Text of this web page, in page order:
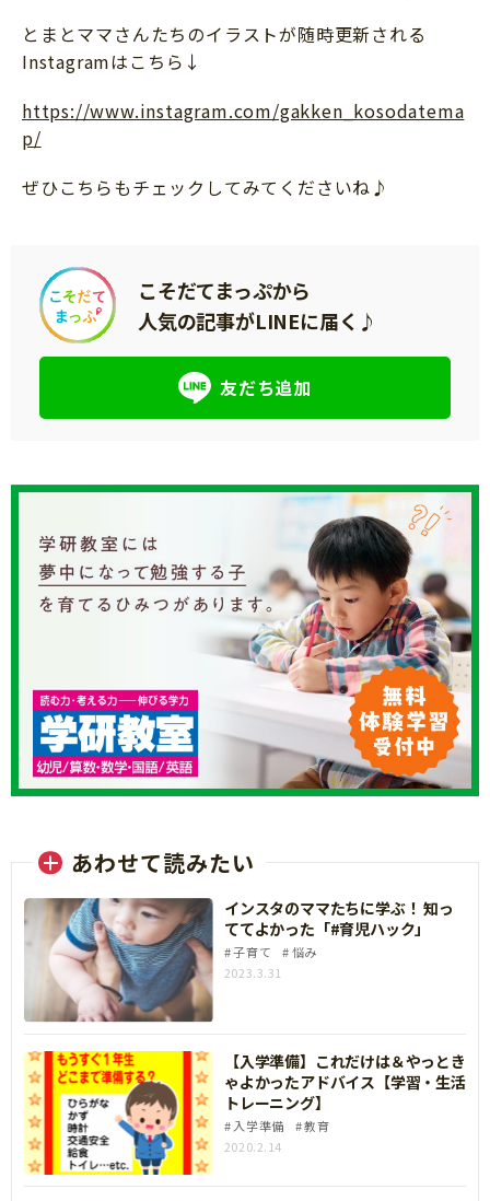
とまとママさんたちのイラストが随時更新される
Instagramはこちら↓
https://www.instagram.com/gakken_kosodatema
p/
ぜひこちらもチェックしてみてくださいね♪
こそだてまっぷから
人気の記事がLINEに届く♪
友だち追加
あわせて読みたい
インスタのママたちに学ぶ！ 知っ
ててよかった「#育児ハック」
子育て
悩み
2023.3.31
【入学準備】これだけは＆やっとき
ゃよかったアドバイス【学習・生活
トレーニング】
入学準備
教育
2020.2.14